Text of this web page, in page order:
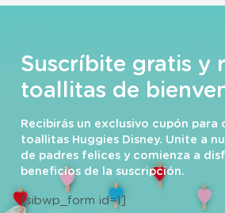
Suscríbite gratis y
toallitas de
Recibirás un exclusivo cupón para
toallitas Huggies Disney. Unite a
de padres felices y comienza a
beneficios de la suscripción.
[sibwp_form id=1]